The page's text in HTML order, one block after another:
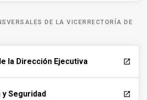
DE LA VICERRECTORÍA DE
la Dirección Ejecutiva launch
y Seguridad launch